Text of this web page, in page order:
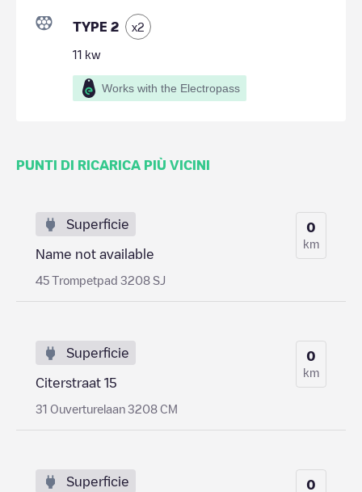
TYPE 2 x2
11 kw
Works with the Electropass
PUNTI DI RICARICA PIÙ VICINI
Superficie
Name not available
45 Trompetpad 3208 SJ
0
km
Superficie
Citerstraat 15
31 Ouverturelaan 3208 CM
0
km
Superficie 0